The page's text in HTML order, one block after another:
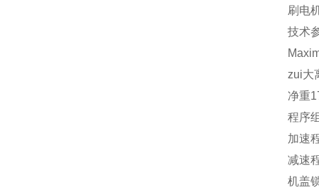
刷电
技术
zui大
净重
程序
加速
减速
机盖